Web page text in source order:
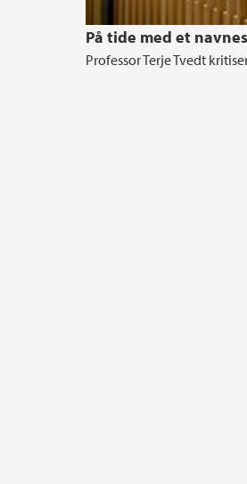
På tide med et
Professor Terje Tvedt